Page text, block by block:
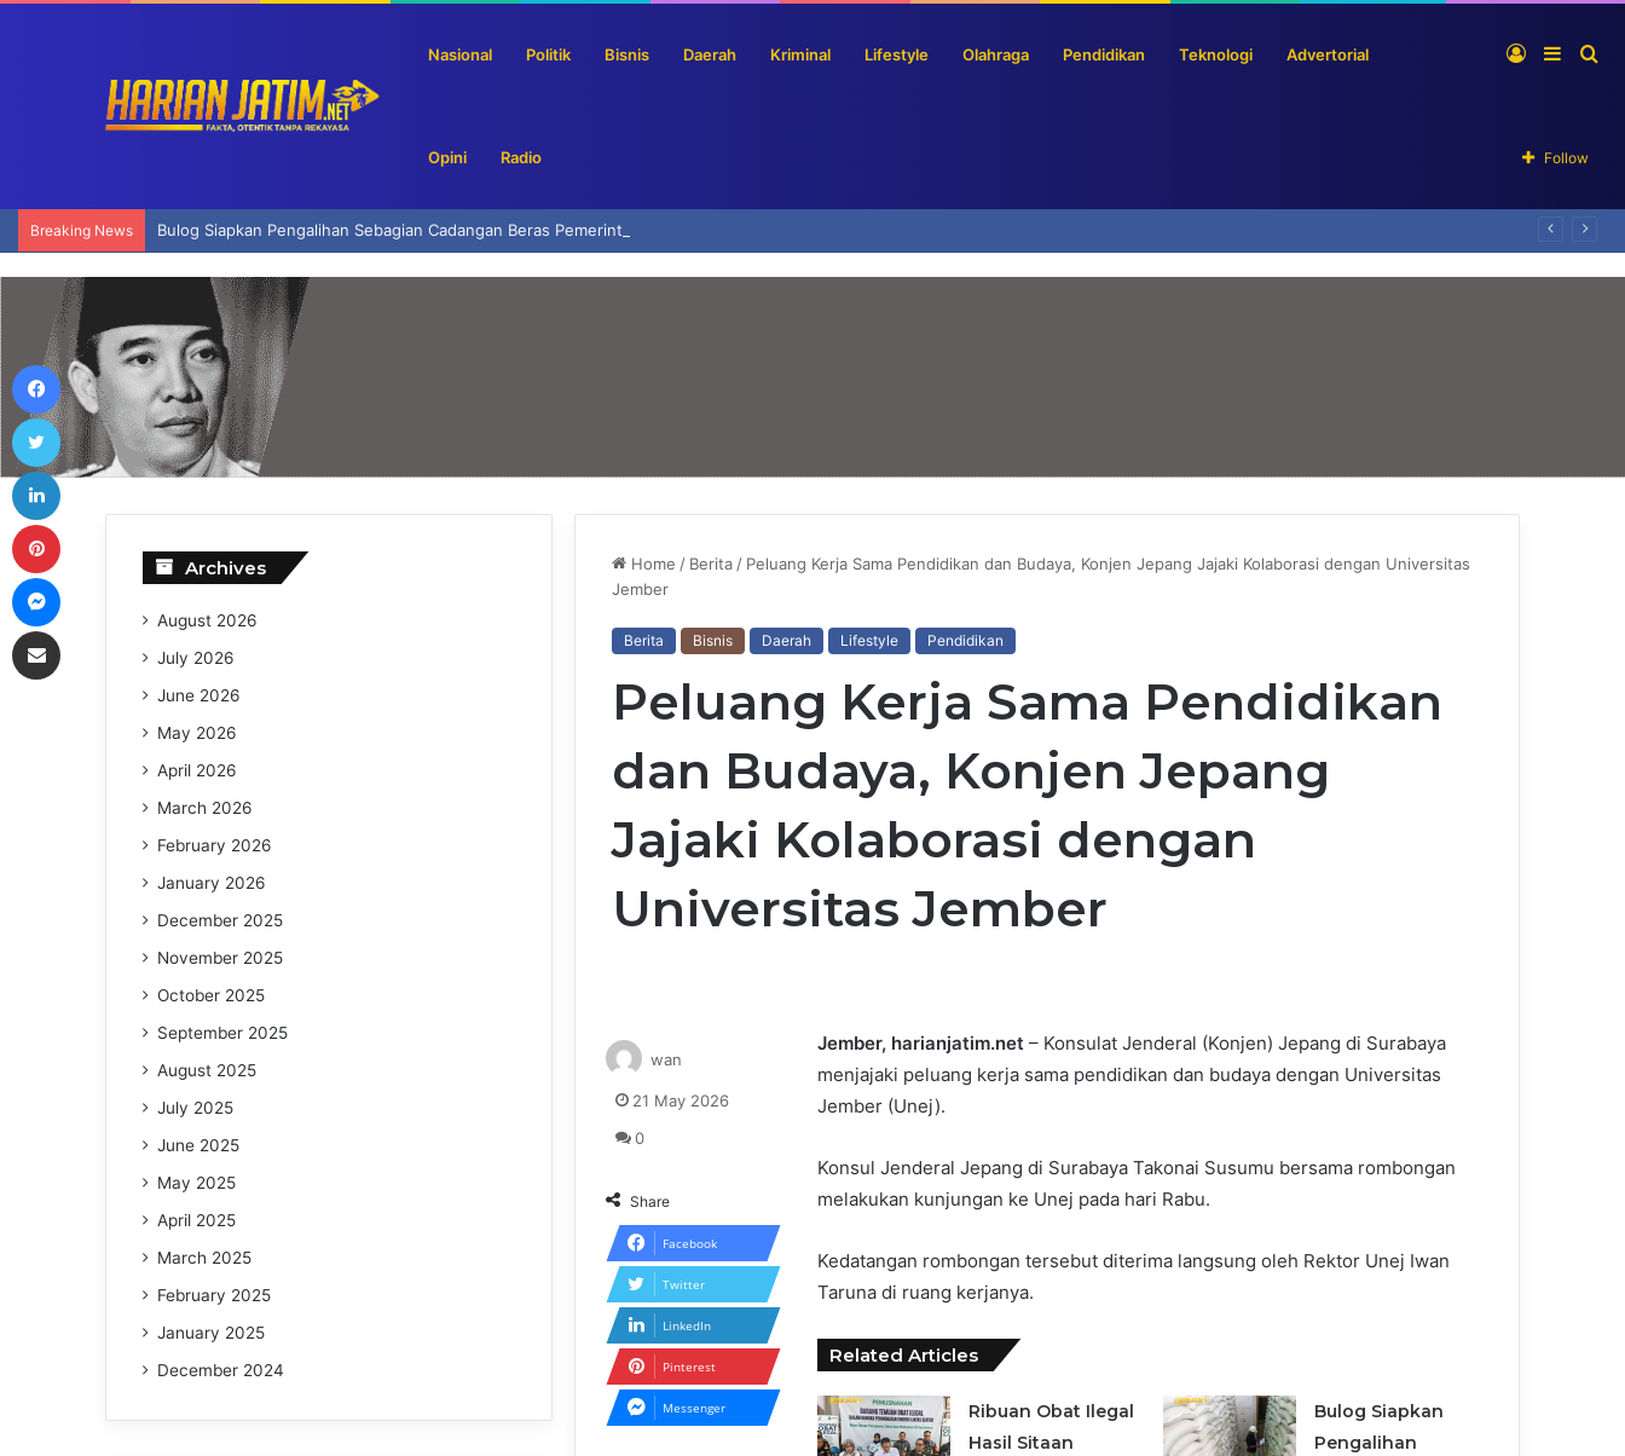
Nasional Politik Bisnis Daerah Kriminal Lifestyle Olahraga Pendidikan Teknologi Advertorial
Opini Radio
Log
In Follow
Breaking News Bulog Siapkan Pengalihan Sebagian Cadangan Beras Pemerintah Jadi Premium
Home / Berita / Peluang Kerja Sama Pendidikan dan Budaya, Konjen Jepang Jajaki Kolaborasi dengan Universitas
Jember
Berita Bisnis Daerah Lifestyle Pendidikan
Peluang Kerja Sama Pendidikan
dan Budaya, Konjen Jepang
Jajaki Kolaborasi dengan
Universitas Jember
Jember, harianjatim.net – Konsulat Jenderal (Konjen) Jepang di Surabaya
menjajaki peluang kerja sama pendidikan dan budaya dengan Universitas
Jember (Unej).
Konsul Jenderal Jepang di Surabaya Takonai Susumu bersama rombongan
melakukan kunjungan ke Unej pada hari Rabu.
Kedatangan rombongan tersebut diterima langsung oleh Rektor Unej Iwan
Taruna di ruang kerjanya.
Related Articles
Ribuan Obat Ilegal
Hasil Sitaan
Bulog Siapkan
Pengalihan
wan
21 May 2026
0
Share
Facebook
Twitter
LinkedIn
Pinterest
Messenger
Archives
August 2026
July 2026
June 2026
May 2026
April 2026
March 2026
February 2026
January 2026
December 2025
November 2025
October 2025
September 2025
August 2025
July 2025
June 2025
May 2025
April 2025
March 2025
February 2025
January 2025
December 2024
Facebook
Twitter
LinkedIn